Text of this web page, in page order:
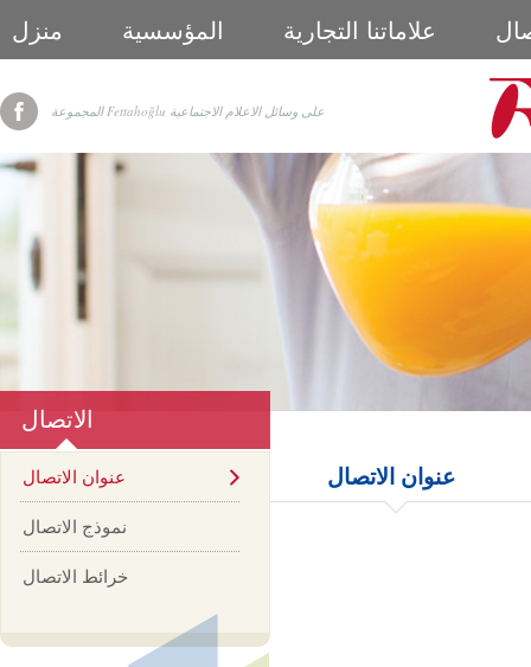
منزل المؤسسية علاماتنا التجارية
المجموعة Fettahoğlu على وسائل الاعلام الاجتماعية
الاتصال
عنوان الاتصال
نموذج الاتصال
خرائط الاتصال
عنوان الاتصال